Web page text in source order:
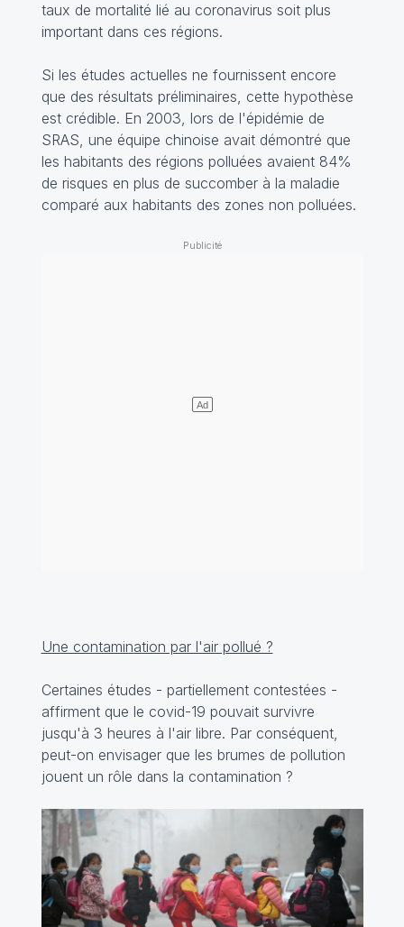
taux de mortalité lié au coronavirus soit plus
important dans ces régions.
Si les études actuelles ne fournissent encore
que des résultats préliminaires, cette hypothèse
est crédible. En 2003, lors de l'épidémie de
SRAS, une équipe chinoise avait démontré que
les habitants des régions polluées avaient 84%
de risques en plus de succomber à la maladie
comparé aux habitants des zones non polluées.
Une contamination par l'air pollué ?
Certaines études - partiellement contestées -
affirment que le covid-19 pouvait survivre
jusqu'à 3 heures à l'air libre. Par conséquent,
peut-on envisager que les brumes de pollution
jouent un rôle dans la contamination ?